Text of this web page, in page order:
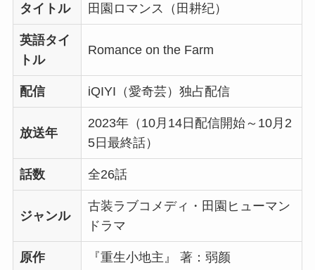
タイトル 田園ロマンス（田耕纪）
英語タイ
トル
Romance on the Farm
配信 iQIYI（愛奇芸）独占配信
放送年
2023年（10月14日配信開始～10月2
5日最終話）
話数 全26話
ジャンル
古装ラブコメディ・田園ヒューマン
ドラマ
原作 『重生小地主』 著：弱颜